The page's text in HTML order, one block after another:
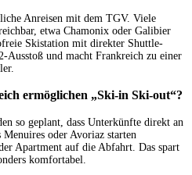
Anreisen mit dem TGV. Viele
etwa Chamonix oder Galibier
Skistation mit direkter Shuttle-
Ausstoß und macht Frankreich zu einer
ermöglichen „Ski-in Ski-out“?
so geplant, dass Unterkünfte direkt an
oder Avoriaz starten
Apartment auf die Abfahrt. Das spart
komfortabel.